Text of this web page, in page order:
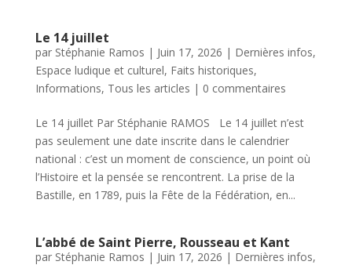
Le 14 juillet
par Stéphanie Ramos | Juin 17, 2026 | Dernières infos,
Espace ludique et culturel, Faits historiques,
Informations, Tous les articles | 0 commentaires
Le 14 juillet Par Stéphanie RAMOS Le 14 juillet n’est
pas seulement une date inscrite dans le calendrier
national : c’est un moment de conscience, un point où
l’Histoire et la pensée se rencontrent. La prise de la
Bastille, en 1789, puis la Fête de la Fédération, en...
L’abbé de Saint Pierre, Rousseau et Kant
par Stéphanie Ramos | Juin 17, 2026 | Dernières infos,